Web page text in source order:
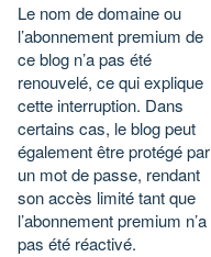
Le nom de domaine ou
l’abonnement premium de
ce blog n’a pas été
renouvelé, ce qui explique
cette interruption. Dans
certains cas, le blog peut
également être protégé par
un mot de passe, rendant
son accès limité tant que
l’abonnement premium n’a
pas été réactivé.